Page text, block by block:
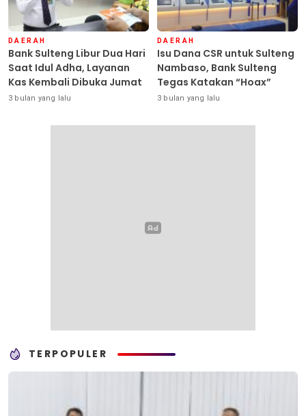
DAERAH
Bank Sulteng Libur Dua Hari
Saat Idul Adha, Layanan
Kas Kembali Dibuka Jumat
3 bulan yang lalu
DAERAH
Isu Dana CSR untuk Sulteng
Nambaso, Bank Sulteng
Tegas Katakan “Hoax”
3 bulan yang lalu
TERPOPULER